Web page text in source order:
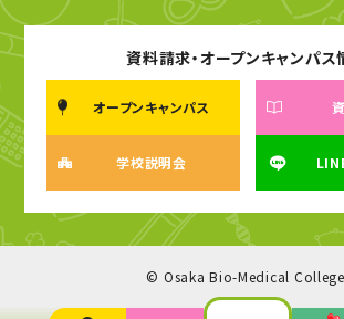
資料請求・オープンキャンパス
オープンキャンパス
学校説明会
© Osaka Bio-Medical